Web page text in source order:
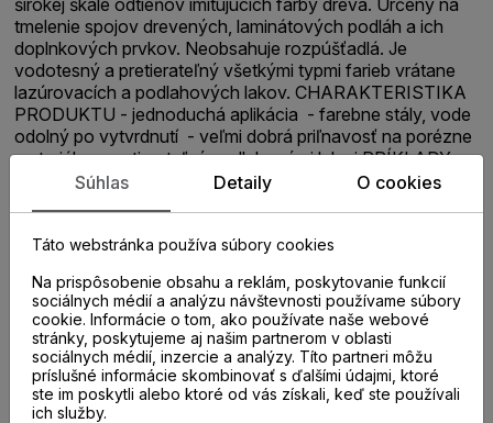
tmelenie spojov drevených, laminátových podláh a ich
doplnkových prvkov. Neobsahuje rozpúšťadlá. Je
vodotesný a pretierateľný všetkými typmi farieb vrátane
lazúrovacích a podlahových lakov. CHARAKTERISTIKA
PRODUKTU - jednoduchá aplikácia - farebne stály, vode
odolný po vytvrdnutí - veľmi dobrá priľnavosť na porézne
materiály - pretierateľný podlahovými lakmi PRÍKLADY
POUŽITIA - tmelenie spojov s pohybom do 15% - spoje
spojovací tmel medzi prvkami drevených podláh a stenami
technickom liste
Súhlas Detaily O cookies
Táto webstránka používa súbory cookies
Na prispôsobenie obsahu a reklám, poskytovanie funkcií
sociálnych médií a analýzu návštevnosti používame súbory
cookie. Informácie o tom, ako používate naše webové
stránky, poskytujeme aj našim partnerom v oblasti
sociálnych médií, inzercie a analýzy. Títo partneri môžu
príslušné informácie skombinovať s ďalšími údajmi, ktoré
ste im poskytli alebo ktoré od vás získali, keď ste používali
ich služby.